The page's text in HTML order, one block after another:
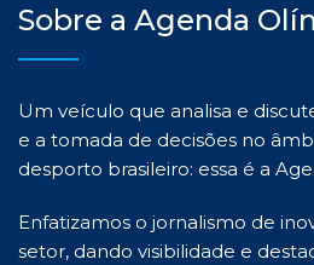
Sobre a Agenda
Um veículo que analisa e
e a tomada de decisões no
desporto brasileiro: essa é a
Enfatizamos o jornalismo de
setor, dando visibilidade e